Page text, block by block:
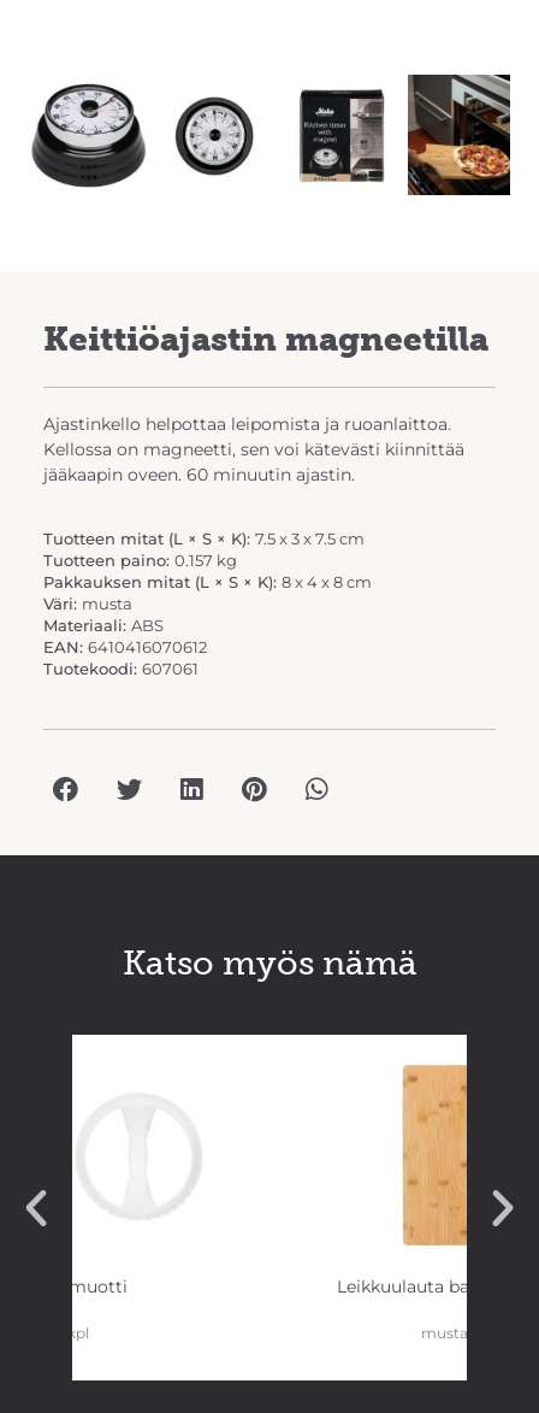
Previous Next
Keittiöajastin magneetilla
Ajastinkello helpottaa leipomista ja ruoanlaittoa.
Kellossa on magneetti, sen voi kätevästi kiinnittää
jääkaapin oveen. 60 minuutin ajastin.
Tuotteen mitat (L × S × K): 7.5 x 3 x 7.5 cm
Tuotteen paino: 0.157 kg
Pakkauksen mitat (L × S × K): 8 x 4 x 8 cm
Väri: musta
Materiaali: ABS
EAN: 6410416070612
Tuotekoodi: 607061
Katso myös nämä
Torttumuotti
2 kpl
Leikkuulauta bambu
musta reuna